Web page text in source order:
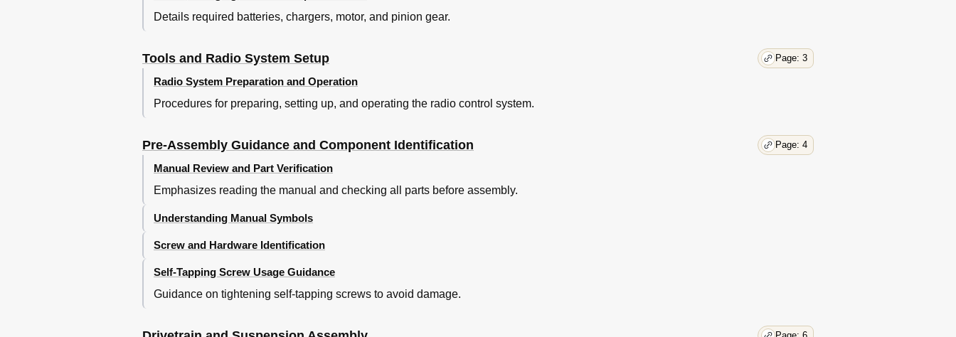
Details required batteries, chargers, motor, and pinion gear.
Tools and Radio System Setup Page: 3
Radio System Preparation and Operation
Procedures for preparing, setting up, and operating the radio control system.
Pre-Assembly Guidance and Component Identification Page: 4
Manual Review and Part Verification
Emphasizes reading the manual and checking all parts before assembly.
Understanding Manual Symbols
Screw and Hardware Identification
Self-Tapping Screw Usage Guidance
Guidance on tightening self-tapping screws to avoid damage.